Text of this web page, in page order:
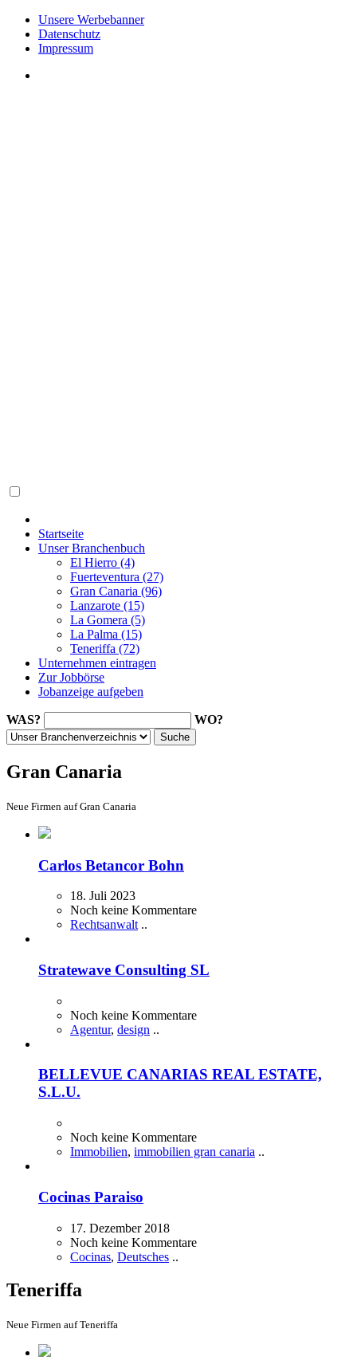
Unsere Werbebanner
Datenschutz
Impressum
Startseite
Unser Branchenbuch
El Hierro (4)
Fuerteventura (27)
Gran Canaria (96)
Lanzarote (15)
La Gomera (5)
La Palma (15)
Teneriffa (72)
Unternehmen eintragen
Zur Jobbörse
Jobanzeige aufgeben
WAS? WO?
Gran Canaria
Neue Firmen auf Gran Canaria
Carlos Betancor Bohn
18. Juli 2023
Noch keine Kommentare
Rechtsanwalt ..
Stratewave Consulting SL
Noch keine Kommentare
Agentur, design ..
BELLEVUE CANARIAS REAL ESTATE,
S.L.U.
Noch keine Kommentare
Immobilien, immobilien gran canaria ..
Cocinas Paraiso
17. Dezember 2018
Noch keine Kommentare
Cocinas, Deutsches ..
Teneriffa
Neue Firmen auf Teneriffa